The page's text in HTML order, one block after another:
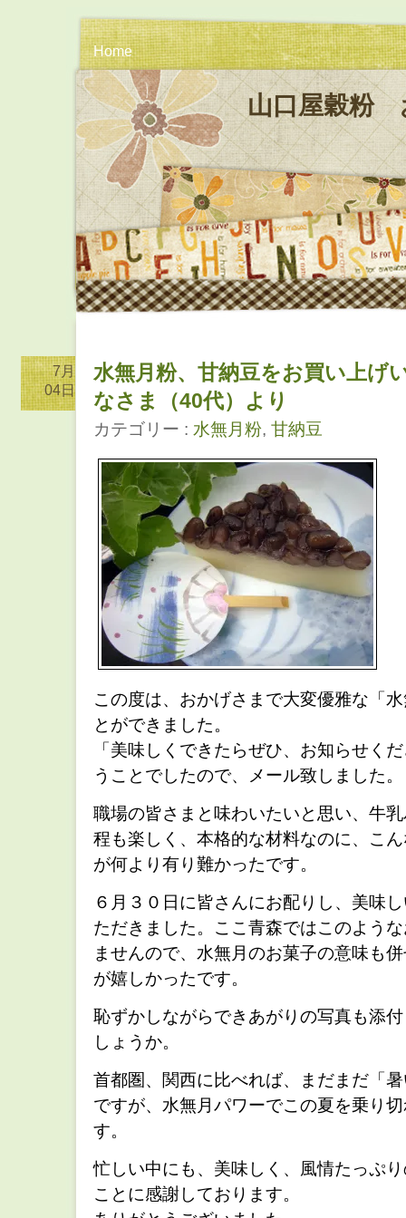
Home
山口屋穀粉
7月
04日
水無月粉、甘納豆をお買い上
なさま（40代）より
カテゴリー : 水無月粉, 甘納豆
この度は、おかげさまで大変優雅な「
とができました。
「美味しくできたらぜひ、お知らせく
うことでしたので、メール致しました。
職場の皆さまと味わいたいと思い、牛
程も楽しく、本格的な材料なのに、こ
が何より有り難かったです。
６月３０日に皆さんにお配りし、美味
ただきました。ここ青森ではこのよう
ませんので、水無月のお菓子の意味も
が嬉しかったです。
恥ずかしながらできあがりの写真も添
しょうか。
首都圏、関西に比べれば、まだまだ「
ですが、水無月パワーでこの夏を乗り
す。
忙しい中にも、美味しく、風情たっぷ
ことに感謝しております。